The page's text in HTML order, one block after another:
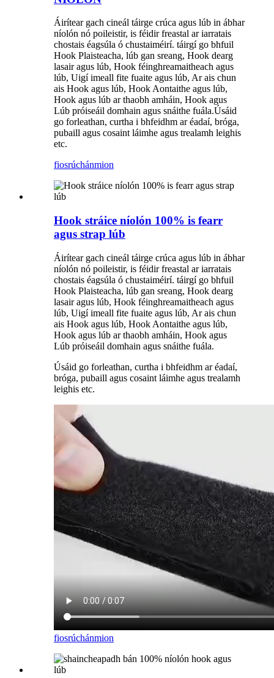
Áirítear gach cineál táirge crúca agus lúb in ábhar
níolón nó poileistir, is féidir freastal ar iarratais
chostais éagsúla ó chustaiméirí. táirgí go bhfuil
Hook Plaisteacha, lúb gan sreang, Hook dearg
lasair agus lúb, Hook féinghreamaitheach agus
lúb, Uigí imeall fite fuaite agus lúb, Ar ais chun
ais Hook agus lúb, Hook Aontaithe agus lúb,
Hook agus lúb ar thaobh amháin, Hook agus
Lúb próiseáil domhain agus snáithe fuála.Úsáid
go forleathan, curtha i bhfeidhm ar éadaí, bróga,
pubaill agus cosaint láimhe agus trealamh leighis
etc.
fiosrúchánmion
Hook stráice níolón 100% is fearr
agus strap lúb
Áirítear gach cineál táirge crúca agus lúb in ábhar
níolón nó poileistir, is féidir freastal ar iarratais
chostais éagsúla ó chustaiméirí. táirgí go bhfuil
Hook Plaisteacha, lúb gan sreang, Hook dearg
lasair agus lúb, Hook féinghreamaitheach agus
lúb, Uigí imeall fite fuaite agus lúb, Ar ais chun
ais Hook agus lúb, Hook Aontaithe agus lúb,
Hook agus lúb ar thaobh amháin, Hook agus
Lúb próiseáil domhain agus snáithe fuála.
Úsáid go forleathan, curtha i bhfeidhm ar éadaí,
bróga, pubaill agus cosaint láimhe agus trealamh
leighis etc.
fiosrúchánmion